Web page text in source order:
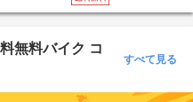
無料バイク コ
すべて見る